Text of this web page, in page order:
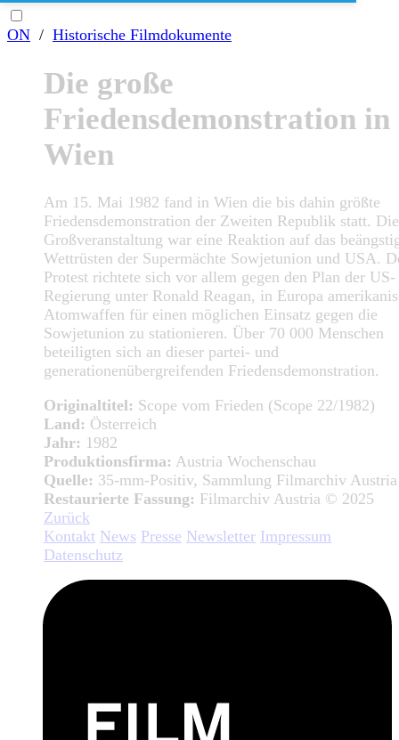
ON / Historische Filmdokumente
Die große
Friedensdemonstration in
Wien
Am 15. Mai 1982 fand in Wien die bis dahin größte
Friedensdemonstration der Zweiten Republik statt. Die
Großveranstaltung war eine Reaktion auf das
Wettrüsten der Supermächte Sowjetunion und USA.
Protest richtete sich vor allem gegen den Plan der US-
Regierung unter Ronald Reagan, in Europa
Atomwaffen für einen möglichen Einsatz gegen die
Sowjetunion zu stationieren. Über 70 000 Menschen
beteiligten sich an dieser partei- und
generationenübergreifenden Friedensdemonstration.
Originaltitel: Scope vom Frieden (Scope 22/1982)
Land: Österreich
Jahr: 1982
Produktionsfirma: Austria Wochenschau
Quelle: 35-mm-Positiv, Sammlung Filmarchiv Austria
Restaurierte Fassung: Filmarchiv Austria © 2025
Zurück
Kontakt News Presse Newsletter Impressum
Datenschutz